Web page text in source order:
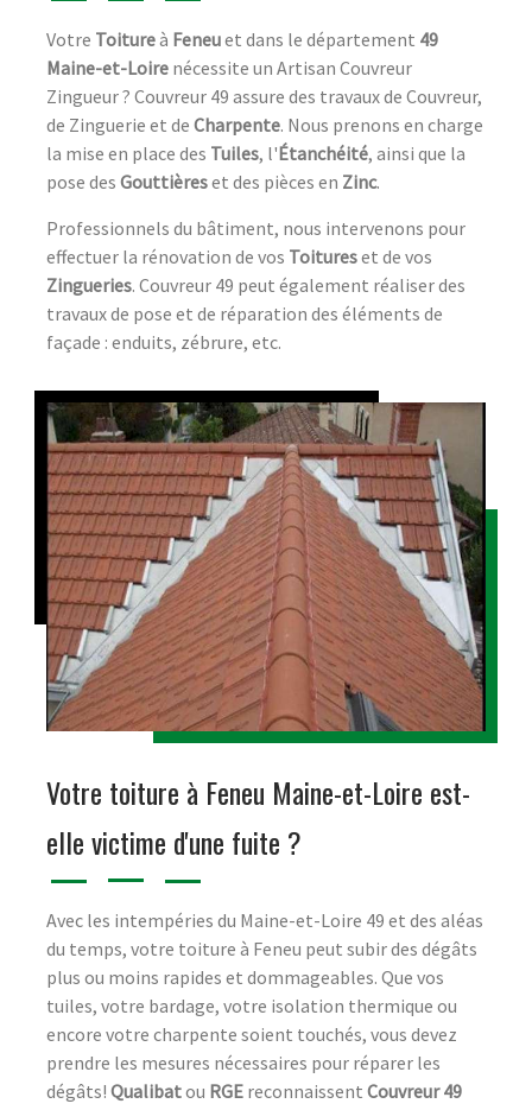
Votre Toitureà Feneuet dans le département 49
Maine-et-Loire nécessite un Artisan Couvreur
Zingueur ? Couvreur 49 assure des travaux de Couvreur,
de Zinguerie et de Charpente. Nous prenons en charge
la mise en place des Tuiles, l'Étanchéité, ainsi que la
pose des Gouttièreset des pièces en Zinc.
Professionnels du bâtiment, nous intervenons pour
effectuer la rénovation de vos Toitureset de vos
Zingueries. Couvreur 49 peut également réaliser des
travaux de pose et de réparation des éléments de
façade : enduits, zébrure, etc.
Votre toiture à Feneu Maine-et-Loire est-
elle victime d'une fuite ?
Avec les intempéries du Maine-et-Loire 49 et des aléas
du temps, votre toiture à Feneu peut subir des dégâts
plus ou moins rapides et dommageables. Que vos
tuiles, votre bardage, votre isolation thermique ou
encore votre charpente soient touchés, vous devez
prendre les mesures nécessaires pour réparer les
dégâts! Qualibatou RGE reconnaissent Couvreur 49